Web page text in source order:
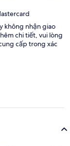
không nhận giao
chi tiết, vui lòng
cấp trong xác